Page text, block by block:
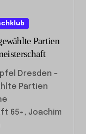
Partien
Dresden –
Partien
65+, Joachim